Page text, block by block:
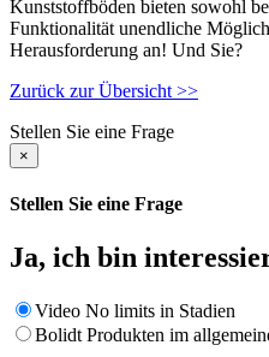
Kunststoffböden bieten sowohl
Funktionalität unendliche
Herausforderung an! Und Sie?
Zurück zur Übersicht >>
Stellen Sie eine Frage
×
Stellen Sie eine Frage
Ja, ich bin
Video No limits in Stadien
Bolidt Produkten im